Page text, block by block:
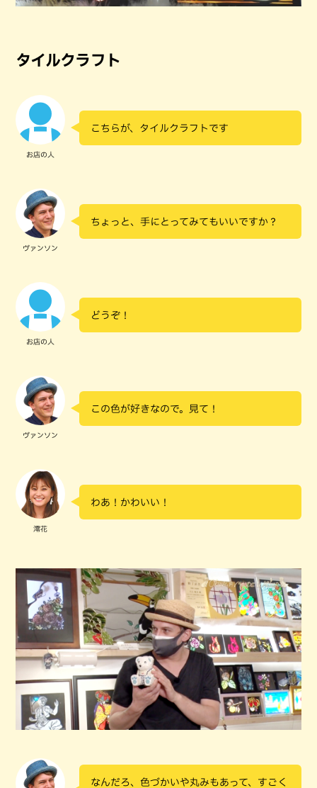
タイルクラフト
お店の人
こちらが、タイルクラフトです
ヴァンソン
ちょっと、手にとってみてもいいですか？
お店の人
どうぞ！
ヴァンソン
この色が好きなので。見て！
澪花
わあ！かわいい！
なんだろ、色づかいや丸みもあって、すごく